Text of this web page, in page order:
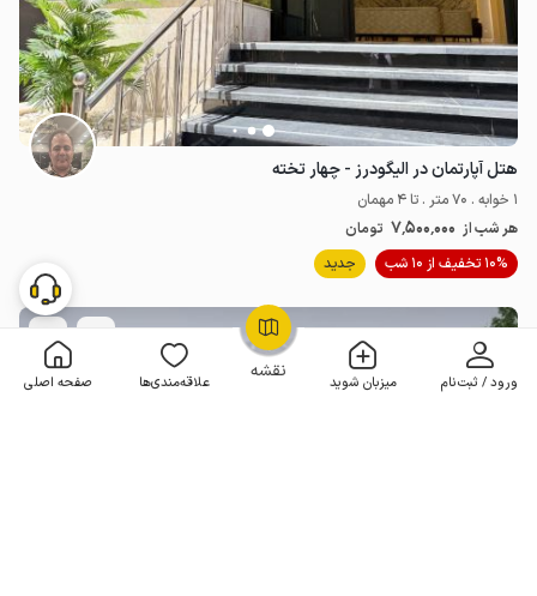
نقشه ورود / ثبت‌نام میزبان شوید علاقه‌مندی‌ها صفحه اصلی
OpenStreetMap
هتل آپارتمان در الیگودرز - چهار تخته
1 خوابه . 70 متر . تا 4 مهمان
هر شب از 7٬500٬000 تومان
10% تخفیف از 10 شب
جدید